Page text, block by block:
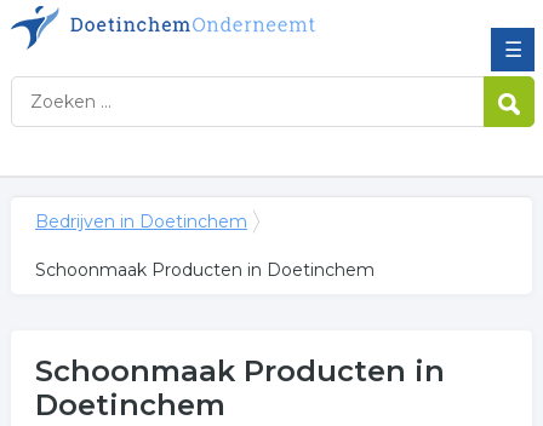
☰
Bedrijven in Doetinchem
Schoonmaak Producten in Doetinchem
Schoonmaak Producten in
Doetinchem